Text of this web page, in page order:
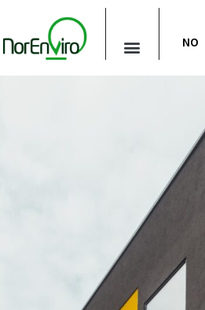
NO